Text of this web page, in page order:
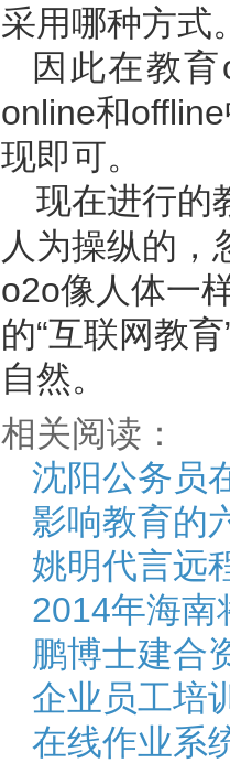
采用哪种方式
因此在教育
online和offline
现即可。
现在进行的
人为操纵的，
o2o像人体一
的“互联网教
自然。
相关阅读：
沈阳公务员
影响教育的
姚明代言远
2014年海南
鹏博士建合
企业员工培
在线作业系